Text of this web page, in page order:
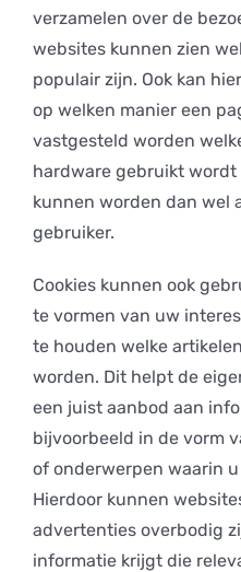
verzamelen over de
websites kunnen zien
populair zijn. Ook kan
op welken manier een
vastgesteld worden
hardware gebruikt
kunnen worden dan wel
gebruiker.
Cookies kunnen ook
te vormen van uw
te houden welke
worden. Dit helpt de
een juist aanbod aan
bijvoorbeeld in de vorm
of onderwerpen waarin
Hierdoor kunnen
advertenties overbodig
informatie krijgt die